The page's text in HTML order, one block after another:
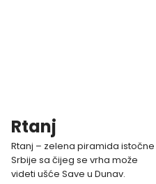
Rtanj
Rtanj – zelena piramida istočne
Srbije sa čijeg se vrha može
videti ušće Save u Dunav.